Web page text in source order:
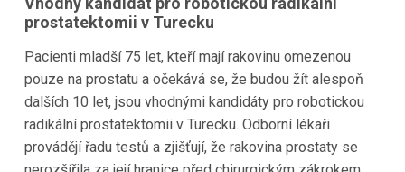
prostatektomii v Turecku
Pacienti mladší 75 let, kteří mají rakovinu omezenou
pouze na prostatu a očekává se, že budou žít alespoň
dalších 10 let, jsou vhodnými kandidáty pro robotickou
radikální prostatektomii v Turecku. Odborní lékaři
provádějí řadu testů a zjišťují, že rakovina prostaty se